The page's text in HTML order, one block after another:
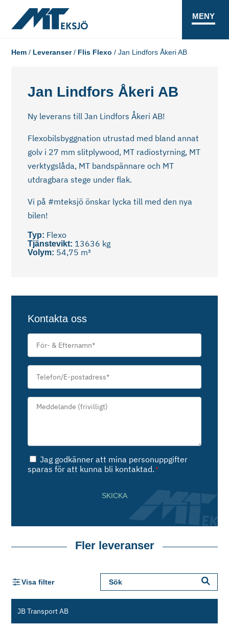
MENY
Hem / Leveranser/ Flis Flexo /Jan Lindfors Åkeri AB
Jan Lindfors Åkeri AB
Ny leverans till Jan Lindfors Åkeri AB!
Flexobilsbyggnation utrustad med bland annat
golv i 27 mm slitplywood, MT radiostyrning, MT
verktygslåda, MT bandspännare och MT
utdragbara stege under flak.
Vi på #mteksjö önskar lycka till med den nya
bilen!
Typ: Flexo
Tjänstevikt: 13636 kg
Volym: 54,75 m³
Kontakta oss
För-
Telefon/E-
postadress*
Meddelande*
Samtycke*
Jag godkänner att mina personuppgifter
sparas för att kunna bli kontaktad. *
SKICKA
Fler leveranser
Visa filter
JB Transport AB